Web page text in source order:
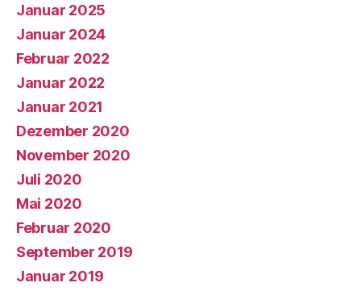
Januar 2025
Januar 2024
Februar 2022
Januar 2022
Januar 2021
Dezember 2020
November 2020
Juli 2020
Mai 2020
Februar 2020
September 2019
Januar 2019